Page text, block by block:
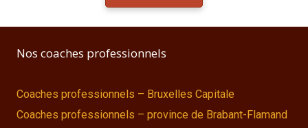
Nos coaches professionnels
Coaches professionnels – Bruxelles Capitale
Coaches professionnels – province de Brabant-Flamand